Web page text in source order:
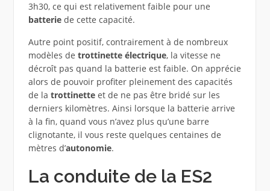
3h30, ce qui est relativement faible pour une
batteriede cette capacité.
Autre point positif, contrairement à de nombreux
modèles de trottinette électrique, la vitesse ne
décroît pas quand la batterie est faible. On apprécie
alors de pouvoir profiter pleinement des capacités
de la trottinetteet de ne pas être bridé sur les
derniers kilomètres. Ainsi lorsque la batterie arrive
à la fin, quand vous n’avez plus qu’une barre
clignotante, il vous reste quelques centaines de
mètres d’autonomie.
La conduite de la ES2